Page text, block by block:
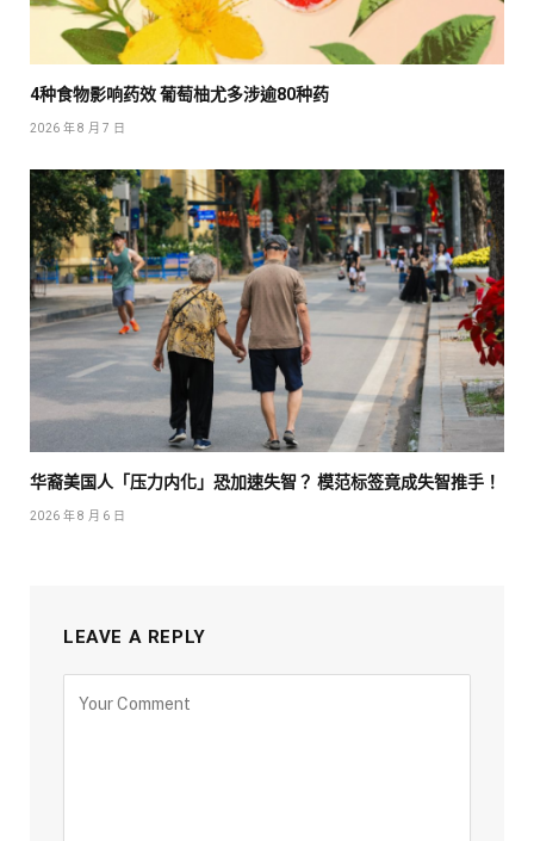
4种食物影响药效 葡萄柚尤多涉逾80种药
2026 年 8 月 7 日
华裔美国人「压力内化」恐加速失智？ 模范标签竟成失智推手！
2026 年 8 月 6 日
LEAVE A REPLY